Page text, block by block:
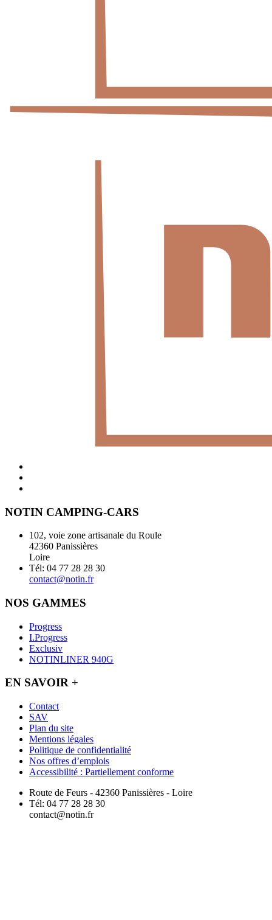
NOTIN CAMPING-CARS
102, voie zone artisanale du Roule
42360 Panissières
Loire
Tél: 04 77 28 28 30
contact@notin.fr
NOS GAMMES
Progress
I.Progress
Exclusiv
NOTINLINER 940G
EN SAVOIR +
Contact
SAV
Plan du site
Mentions légales
Politique de confidentialité
Nos offres d’emplois
Accessibilité : Partiellement conforme
Route de Feurs - 42360 Panissières - Loire
Tél: 04 77 28 28 30
contact@notin.fr